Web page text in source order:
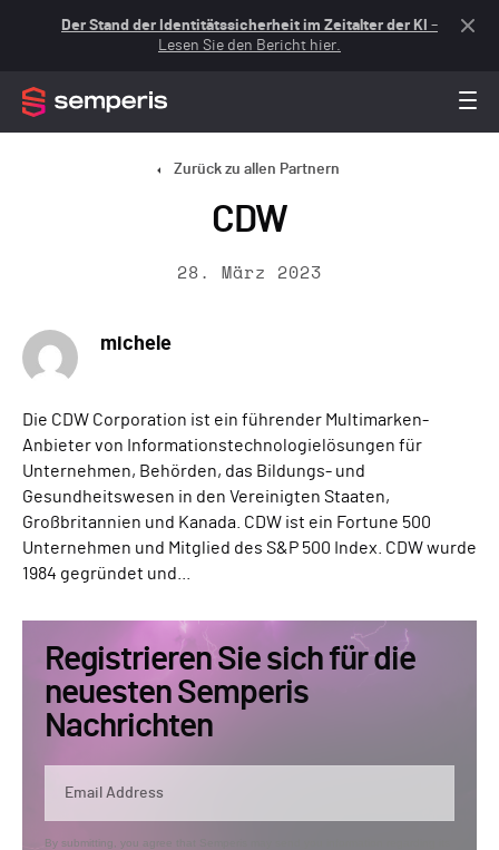
Der Stand der Identitätssicherheit im Zeitalter der KI –
Lesen Sie den Bericht hier.
Zurück zu allen Partnern
CDW
28. März 2023
michele
Die CDW Corporation ist ein führender Multimarken-
Anbieter von Informationstechnologielösungen für
Unternehmen, Behörden, das Bildungs- und
Gesundheitswesen in den Vereinigten Staaten,
Großbritannien und Kanada. CDW ist ein Fortune 500
Unternehmen und Mitglied des S&P 500 Index. CDW wurde
1984 gegründet und...
Registrieren Sie sich für die
neuesten Semperis
Nachrichten
By submitting, you agree that Semperis may send you information regarding its